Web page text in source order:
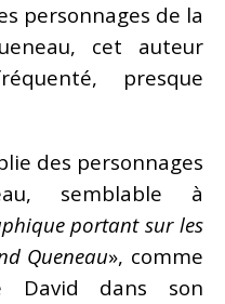
personnages de la
cet auteur
presque
des personnages
semblable à
portant sur les
Queneau», comme
David dans son